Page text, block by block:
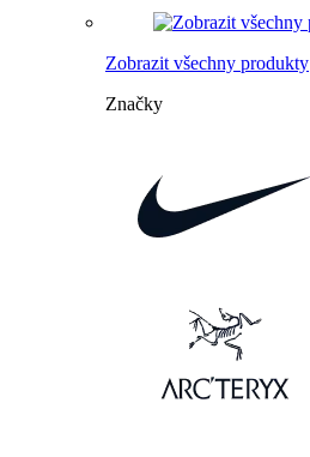
Zobrazit všechny produkty
Značky